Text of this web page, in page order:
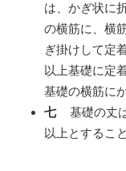
は、かぎ状に
の横筋に、横
ぎ掛けして定
以上基礎に定
基礎の横筋に
七 基礎の丈
以上とすること